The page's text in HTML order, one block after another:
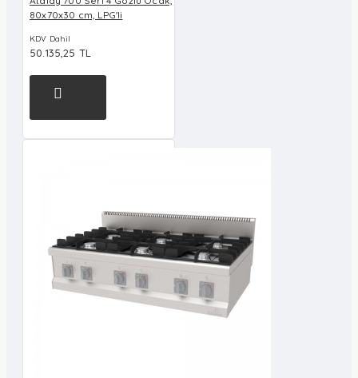
80x70x30 cm, LPG'li
KDV Dahil
50.135,25 TL